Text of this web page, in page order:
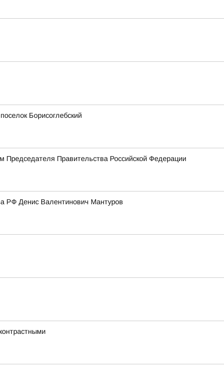
Борисоглебский
Председателя Правительства Российской Федерации
РФ Денис Валентинович Мантуров